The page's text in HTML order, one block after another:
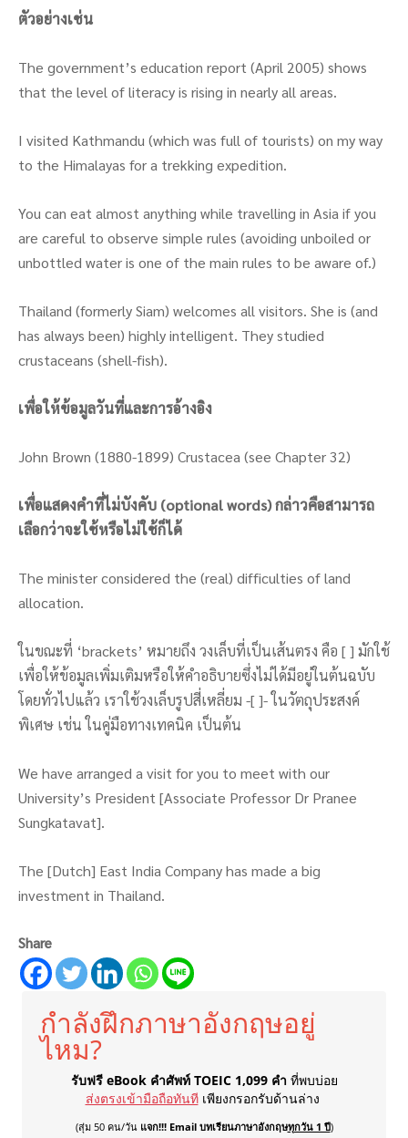
ตัวอย่างเช่น
The government’s education report (April 2005) shows
that the level of literacy is rising in nearly all areas.
I visited Kathmandu (which was full of tourists) on my way
to the Himalayas for a trekking expedition.
You can eat almost anything while travelling in Asia if you
are careful to observe simple rules (avoiding unboiled or
unbottled water is one of the main rules to be aware of.)
Thailand (formerly Siam) welcomes all visitors. She is (and
has always been) highly intelligent. They studied
crustaceans (shell-fish).
เพื่อให้ข้อมูลวันที่และการอ้างอิง
John Brown (1880-1899) Crustacea (see Chapter 32)
เพื่อแสดงคำที่ไม่บังคับ (optional words) กล่าวคือสามารถ
เลือกว่าจะใช้หรือไม่ใช้ก็ได้
The minister considered the (real) difficulties of land
allocation.
ในขณะที่ ‘brackets’ หมายถึง วงเล็บที่เป็นเส้นตรง คือ [ ] มักใช้
เพื่อให้ข้อมูลเพิ่มเติมหรือให้คำอธิบายซึ่งไม่ได้มีอยู่ในต้นฉบับ
โดยทั่วไปแล้ว เราใช้วงเล็บรูปสี่เหลี่ยม -[ ]- ในวัตถุประสงค์
พิเศษ เช่น ในคู่มือทางเทคนิค เป็นต้น
We have arranged a visit for you to meet with our
University’s President [Associate Professor Dr Pranee
Sungkatavat].
The [Dutch] East India Company has made a big
investment in Thailand.
Share
กำลังฝึกภาษาอังกฤษอยู่
ไหม?
รับฟรี eBook คำศัพท์ TOEIC 1,099 คำ ที่พบบ่อย
ส่งตรงเข้ามือถือทันที เพียงกรอกรับด้านล่าง
(สุ่ม 50 คน/วัน แจก!!! Email บทเรียนภาษาอังกฤษทุกวัน 1 ปี)